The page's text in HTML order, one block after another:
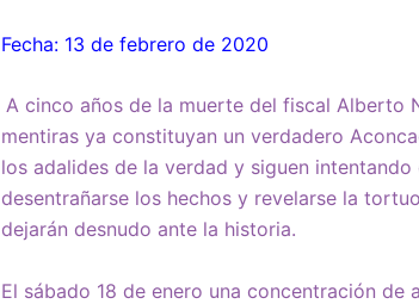
Fecha: 13 de febrero de 2020
A cinco años de la muerte del fiscal Alberto
mentiras ya constituyan un verdadero
los adalides de la verdad y siguen
desentrañarse los hechos y revelarse la
dejarán desnudo ante la historia.
El sábado 18 de enero una concentración de